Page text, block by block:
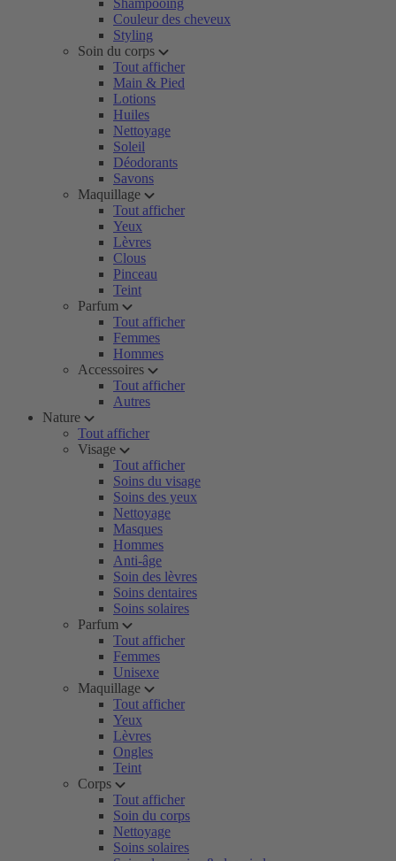
Shampooing
Couleur des cheveux
Styling
Soin du corps
Tout afficher
Main & Pied
Lotions
Huiles
Nettoyage
Soleil
Déodorants
Savons
Maquillage
Tout afficher
Yeux
Lèvres
Clous
Pinceau
Teint
Parfum
Tout afficher
Femmes
Hommes
Accessoires
Tout afficher
Autres
Nature
Tout afficher
Visage
Tout afficher
Soins du visage
Soins des yeux
Nettoyage
Masques
Hommes
Anti-âge
Soin des lèvres
Soins dentaires
Soins solaires
Parfum
Tout afficher
Femmes
Unisexe
Maquillage
Tout afficher
Yeux
Lèvres
Ongles
Teint
Corps
Tout afficher
Soin du corps
Nettoyage
Soins solaires